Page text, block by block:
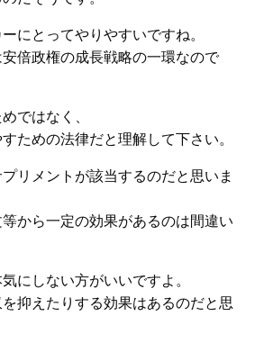
にとってやりやすいですね。
倍政権の成長戦略の一環なので
ではなく、
ための法律だと理解して下さい。
リメントが該当するのだと思いま
から一定の効果があるのは間違い
にしない方がいいですよ。
抑えたりする効果はあるのだと思